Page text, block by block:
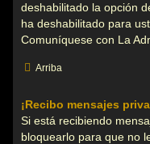
deshabilitado la opción
ha deshabilitado para
Comuníquese con La
Arriba
¡Recibo mensajes
Si está recibiendo
bloquearlo para que no